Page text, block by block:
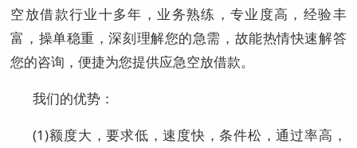
空放借款行业十多年，业务熟练，专业度高，经验丰
富，操单稳重，深刻理解您的急需，故能热情快速解答
您的咨询，便捷为您提供应急空放借款。
我们的优势：
(1)额度大，要求低，速度快，条件松，通过率高，